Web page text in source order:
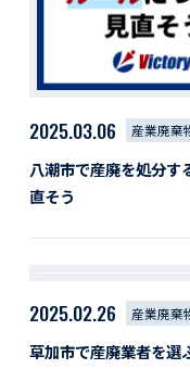
2025.03.06 産業廃棄
八潮市で産廃を処分す
直そう
2025.02.26 産業廃棄
草加市で産廃業者を選